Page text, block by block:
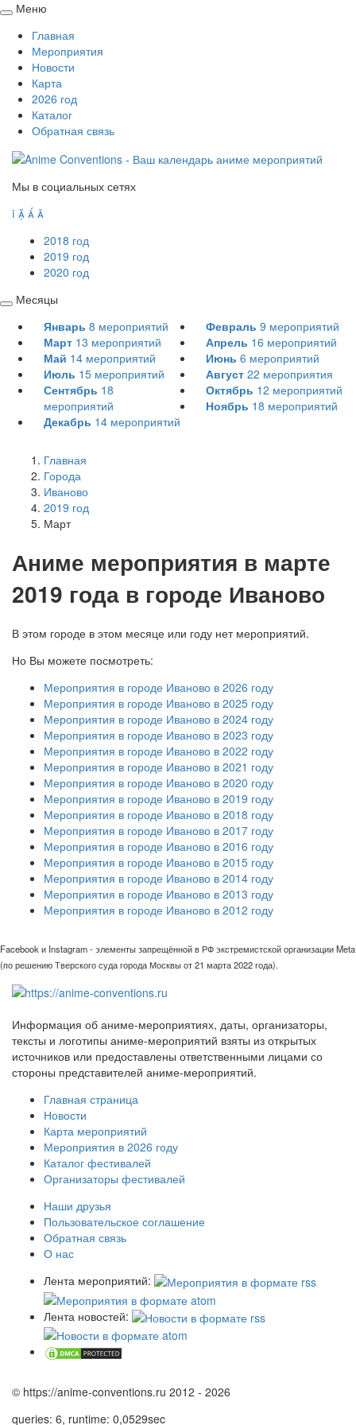
Свернуть
развернуть
Меню
Главная
Мероприятия
Новости
Карта
2026 год
Каталог
Обратная связь
Мы в социальных сетях
   
2018 год
2019 год
2020 год
Свернуть
развернуть
Месяцы
Январь 8 мероприятий Февраль 9 мероприятий
Март 13 мероприятий Апрель 16 мероприятий
Май 14 мероприятий Июнь 6 мероприятий
Июль 15 мероприятий Август 22 мероприятия
Сентябрь 18
мероприятий
Октябрь 12 мероприятий
Ноябрь 18 мероприятий
Декабрь 14 мероприятий
Главная
Города
Иваново
2019 год
Март
Аниме мероприятия в марте
2019 года в городе Иваново
В этом городе в этом месяце или году нет мероприятий.
Но Вы можете посмотреть:
Мероприятия в городе Иваново в 2026 году
Мероприятия в городе Иваново в 2025 году
Мероприятия в городе Иваново в 2024 году
Мероприятия в городе Иваново в 2023 году
Мероприятия в городе Иваново в 2022 году
Мероприятия в городе Иваново в 2021 году
Мероприятия в городе Иваново в 2020 году
Мероприятия в городе Иваново в 2019 году
Мероприятия в городе Иваново в 2018 году
Мероприятия в городе Иваново в 2017 году
Мероприятия в городе Иваново в 2016 году
Мероприятия в городе Иваново в 2015 году
Мероприятия в городе Иваново в 2014 году
Мероприятия в городе Иваново в 2013 году
Мероприятия в городе Иваново в 2012 году
Facebook и Instagram - элементы запрещённой в РФ экстремистской организации Meta
(по решению Тверского суда города Москвы от 21 марта 2022 года).
Информация об аниме-мероприятиях, даты, организаторы,
тексты и логотипы аниме-мероприятий взяты из открытых
источников или предоставлены ответственными лицами со
стороны представителей аниме-мероприятий.
Главная страница
Новости
Карта мероприятий
Мероприятия в 2026 году
Каталог фестивалей
Организаторы фестивалей
Наши друзья
Пользовательское соглашение
Обратная связь
О нас
Лента мероприятий:
Лента новостей:
© https://anime-conventions.ru 2012 - 2026
queries: 6, runtime: 0,0529sec